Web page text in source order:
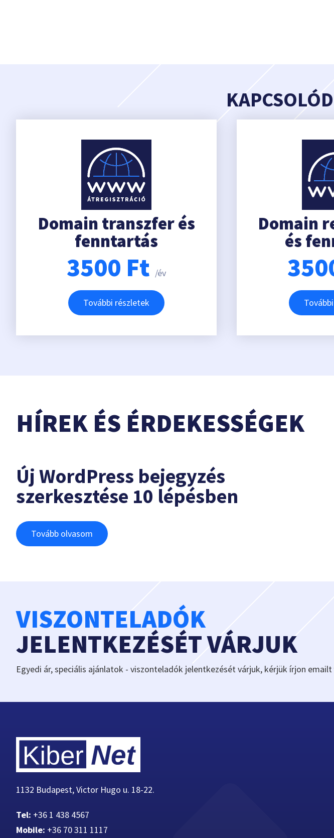
Domain transzfer és
fenntartás
3500 Ft /év
További részletek
Domain
és
HÍREK ÉS ÉRDEKESSÉGEK
Új WordPress bejegyzés
szerkesztése 10 lépésben
Tovább olvasom
VISZONTELADÓK
JELENTKEZÉSÉT VÁRJUK
Egyedi ár, speciális ajánlatok - viszonteladók jelentkezését várjuk, kérjük írjon emailt
1132 Budapest, Victor Hugo u. 18-22.
Tel: +36 1 438 4567
Mobile: +36 70 311 1117